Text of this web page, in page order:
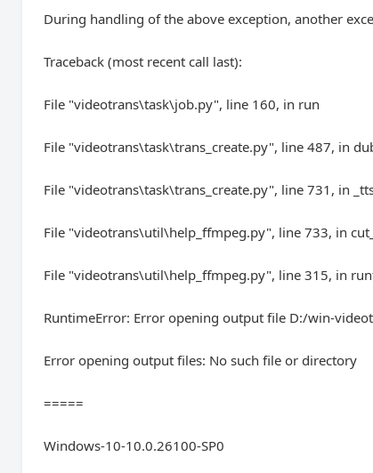
During handling of the above exception, another
Traceback (most recent call last):
File "videotrans\task\job.py", line 160, in run
File "videotrans\task\trans_create.py", line 487, in
File "videotrans\task\trans_create.py", line 731, in
File "videotrans\util\help_ffmpeg.py", line 733, in
File "videotrans\util\help_ffmpeg.py", line 315, in
RuntimeError: Error opening output file D:/win-
Error opening output files: No such file or directory
=====
Windows-10-10.0.26100-SP0